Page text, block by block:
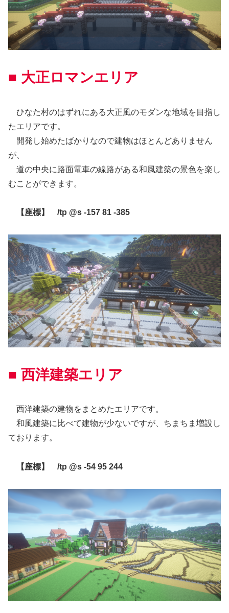
■ 大正ロマンエリア
ひなた村のはずれにある大正風のモダンな地域を目指し
たエリアです。
開発し始めたばかりなので建物はほとんどありません
が、
道の中央に路面電車の線路がある和風建築の景色を楽し
むことができます。
【座標】 /tp @s -157 81 -385
■ 西洋建築エリア
西洋建築の建物をまとめたエリアです。
和風建築に比べて建物が少ないですが、ちまちま増設し
ております。
【座標】 /tp @s -54 95 244